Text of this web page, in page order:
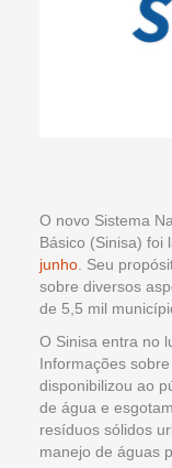
O novo Sistema
Básico (Sinisa) foi
junho . Seu
sobre diversos
de 5,5 mil
O Sinisa entra no
Informações
disponibilizou ao
de água e
resíduos sólidos
manejo de águas